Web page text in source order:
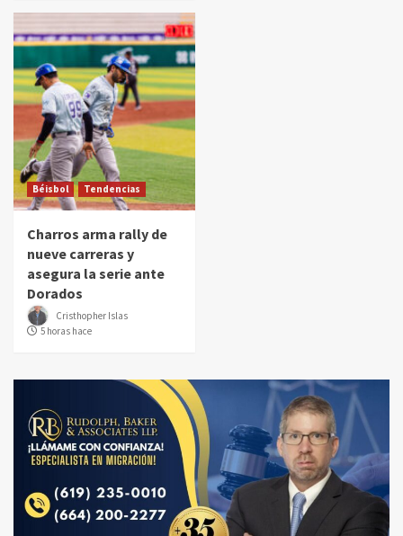
Béisbol Tendencias
Charros arma rally de
nueve carreras y
asegura la serie ante
Dorados
Cristhopher Islas
5 horas hace